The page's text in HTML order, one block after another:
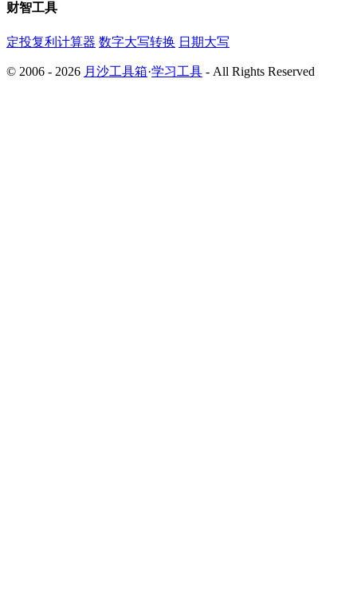
财智工具
定投复利计算器 数字大写转换 日期大写
© 2006 - 2026 月沙工具箱·学习工具 - All Rights Reserved